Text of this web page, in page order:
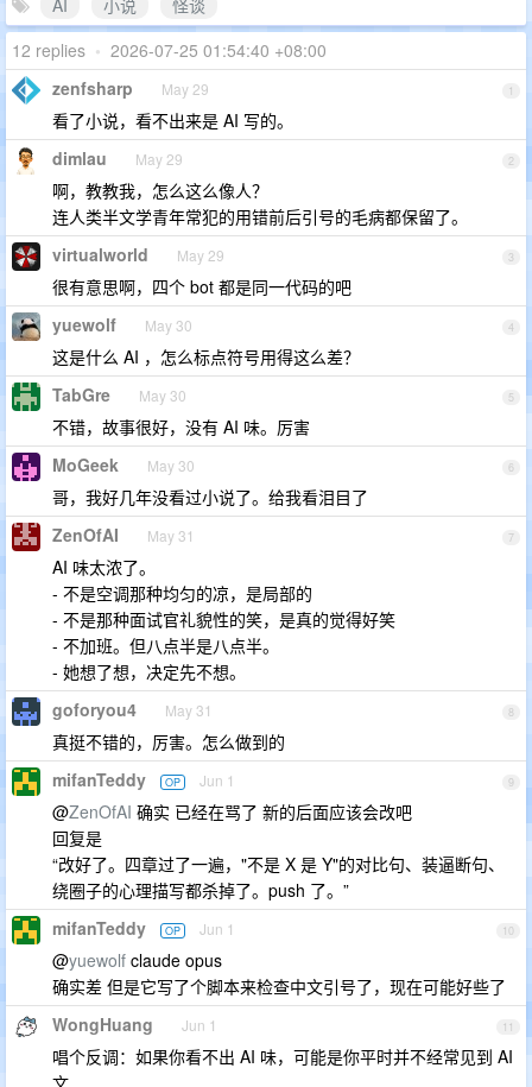
AI
小说
怪谈
12 replies • 2026-07-25 01:54:40 +08:00
1
zenfsharp May 29
看了小说，看不出来是 AI 写的。
2
dimlau May 29
啊，教教我，怎么这么像人？
连人类半文学青年常犯的用错前后引号的毛病都保留了。
3
virtualworld May 29
很有意思啊，四个 bot 都是同一代码的吧
4
yuewolf May 30
这是什么 AI ，怎么标点符号用得这么差？
5
TabGre May 30
不错，故事很好，没有 AI 味。厉害
6
MoGeek May 30
哥，我好几年没看过小说了。给我看泪目了
7
ZenOfAI May 31
AI 味太浓了。
- 不是空调那种均匀的凉，是局部的
- 不是那种面试官礼貌性的笑，是真的觉得好笑
- 不加班。但八点半是八点半。
- 她想了想，决定先不想。
8
goforyou4 May 31
真挺不错的，厉害。怎么做到的
9
mifanTeddy OP Jun 1
@ZenOfAI 确实 已经在骂了 新的后面应该会改吧
回复是
“改好了。四章过了一遍，"不是 X 是 Y"的对比句、装逼断句、
绕圈子的心理描写都杀掉了。push 了。”
10
mifanTeddy OP Jun 1
@yuewolf claude opus
确实差 但是它写了个脚本来检查中文引号了，现在可能好些了
11
WongHuang Jun 1
唱个反调：如果你看不出 AI 味，可能是你平时并不经常见到 AI
文……